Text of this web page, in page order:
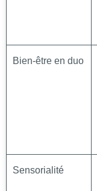
Bien-être en duo
Sensorialité